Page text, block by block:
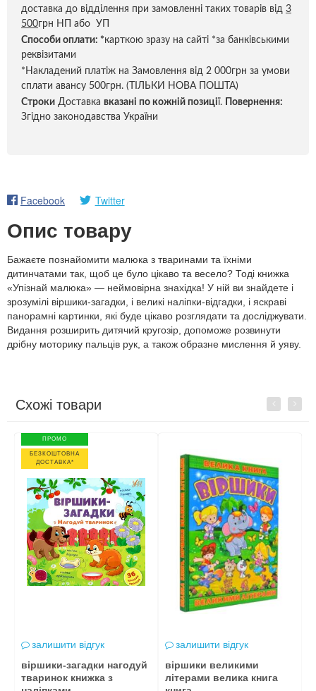
доставка до відділення при замовленні таких товарів від 3
500грн НП або УП
Способи оплати: *карткою зразу на сайті *за банківськими
реквізитами
*Накладений платіж на Замовлення від 2 000грн за умови
сплати авансу 500грн. (ТІЛЬКИ НОВА ПОШТА)
Строки Доставка вказані по кожній позиції.
Повернення:
Згідно законодавства України
Facebook Twitter
Опис товару
Бажаєте познайомити малюка з тваринами та їхніми
дитинчатами так, щоб це було цікаво та весело? Тоді книжка
«Упізнай малюка» — неймовірна знахідка! У ній ви знайдете і
зрозумілі віршики-загадки, і великі наліпки-відгадки, і яскраві
панорамні картинки, які буде цікаво розглядати та досліджувати.
Видання розширить дитячий кругозір, допоможе розвинути
дрібну моторику пальців рук, а також образне мислення й уяву.
Схожі товари Previous
ПРОМО
БЕЗКОШТОВНА
ДОСТАВКА*
залишити відгук
віршики-загадки нагодуй
тваринок книжка з
залишити відгук
віршики великими
літерами велика книга
Next